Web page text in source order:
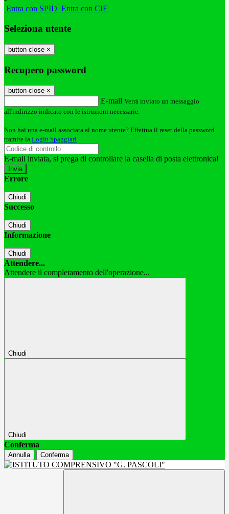
Entra con SPID Entra con CIE
Seleziona utente
button close ×
Recupero password
button close ×
E-mail Verrà inviato un messaggio
all'indirizzo indicato con le istruzioni necessarie.
Non hai una e-mail associata al nome utente? Effettua il reset della password
tramite la Login Spaggiari
E-mail inviata, si prega di controllare la casella di posta elettronica!
Errore
Chiudi
Successo
Chiudi
Informazione
Chiudi
Attendere...
Attendere il completamento dell'operazione...
Chiudi
Chiudi
Conferma
Annulla Conferma